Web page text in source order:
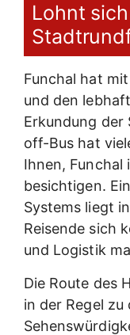
Lohnt
Funchal hat
und den
Erkundung
off-Bus hat
Ihnen, Funchal
besichtigen.
Systems liegt
Reisende sich
und Logistik
Die Route des
in der Regel